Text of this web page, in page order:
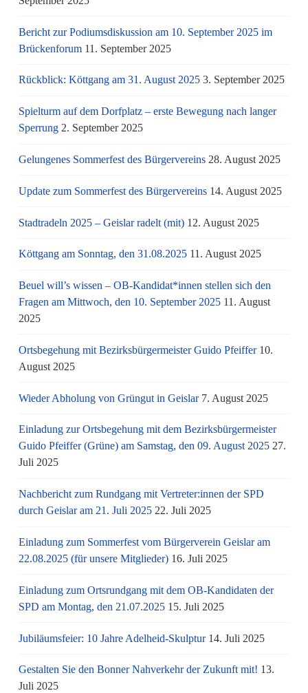
Bericht zur Podiumsdiskussion am 10. September 2025 im
Brückenforum 11. September 2025
Rückblick: Köttgang am 31. August 2025 3. September 2025
Spielturm auf dem Dorfplatz – erste Bewegung nach langer
Sperrung 2. September 2025
Gelungenes Sommerfest des Bürgervereins 28. August 2025
Update zum Sommerfest des Bürgervereins 14. August 2025
Stadtradeln 2025 – Geislar radelt (mit) 12. August 2025
Köttgang am Sonntag, den 31.08.2025 11. August 2025
Beuel will’s wissen – OB-Kandidat*innen stellen sich den
Fragen am Mittwoch, den 10. September 2025 11. August
2025
Ortsbegehung mit Bezirksbürgermeister Guido Pfeiffer 10.
August 2025
Wieder Abholung von Grüngut in Geislar 7. August 2025
Einladung zur Ortsbegehung mit dem Bezirksbürgermeister
Guido Pfeiffer (Grüne) am Samstag, den 09. August 2025 27.
Juli 2025
Nachbericht zum Rundgang mit Vertreter:innen der SPD
durch Geislar am 21. Juli 2025 22. Juli 2025
Einladung zum Sommerfest vom Bürgerverein Geislar am
22.08.2025 (für unsere Mitglieder) 16. Juli 2025
Einladung zum Ortsrundgang mit dem OB-Kandidaten der
SPD am Montag, den 21.07.2025 15. Juli 2025
Jubiläumsfeier: 10 Jahre Adelheid-Skulptur 14. Juli 2025
Gestalten Sie den Bonner Nahverkehr der Zukunft mit! 13.
Juli 2025